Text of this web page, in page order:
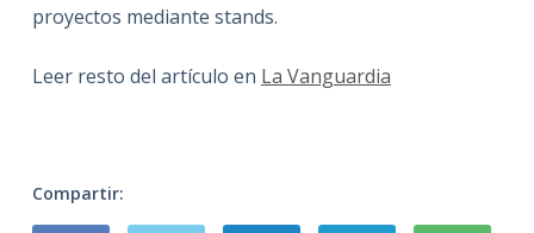
proyectos mediante stands.
Leer resto del artículo en La Vanguardia
Compartir: